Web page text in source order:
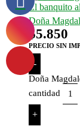
Doña
$5.850
PRECIO SIN
-
Doña
cantidad
+